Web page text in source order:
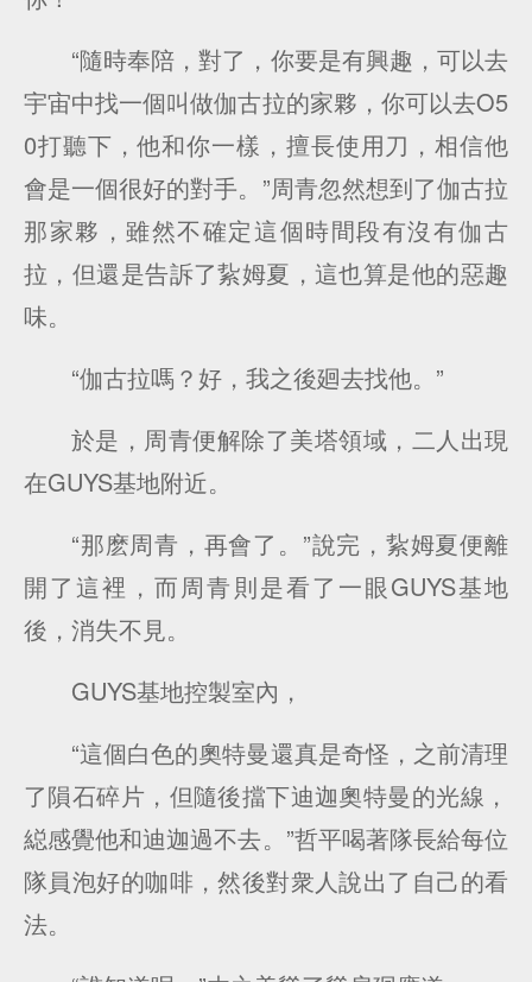
“隨時奉陪，對了，你要是有興趣，可以去
宇宙中找一個叫做伽古拉的家夥，你可以去O5
0打聽下，他和你一樣，擅長使用刀，相信他
會是一個很好的對手。”周青忽然想到了伽古拉
那家夥，雖然不確定這個時間段有沒有伽古
拉，但還是告訴了紥姆夏，這也算是他的惡趣
味。
“伽古拉嗎？好，我之後廻去找他。”
於是，周青便解除了美塔領域，二人出現
在GUYS基地附近。
“那麽周青，再會了。”說完，紥姆夏便離
開了這裡，而周青則是看了一眼GUYS基地
後，消失不見。
GUYS基地控製室內，
“這個白色的奧特曼還真是奇怪，之前清理
了隕石碎片，但隨後擋下迪迦奧特曼的光線，
縂感覺他和迪迦過不去。”哲平喝著隊長給每位
隊員泡好的咖啡，然後對衆人說出了自己的看
法。